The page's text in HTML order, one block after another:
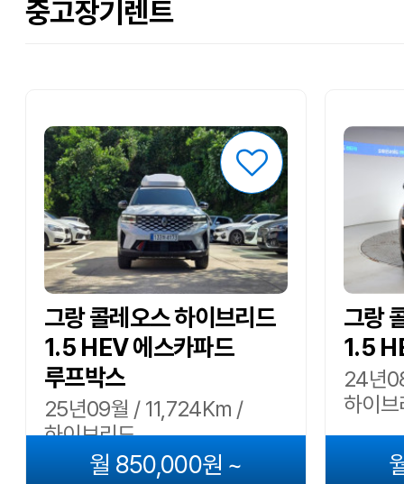
중고장기렌트
그랑 콜레오스 하이브리드
1.5 HEV 에스카파드
루프박스
25년09월 / 11,724Km /
하이브리드
월 850,000원 ~
그랑
1.5
24년
하이브